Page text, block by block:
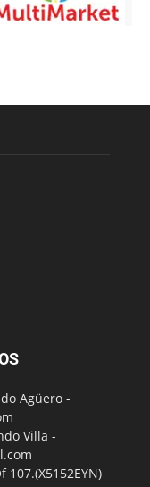
Agüero -
Villa -
107.(X5152EYN)